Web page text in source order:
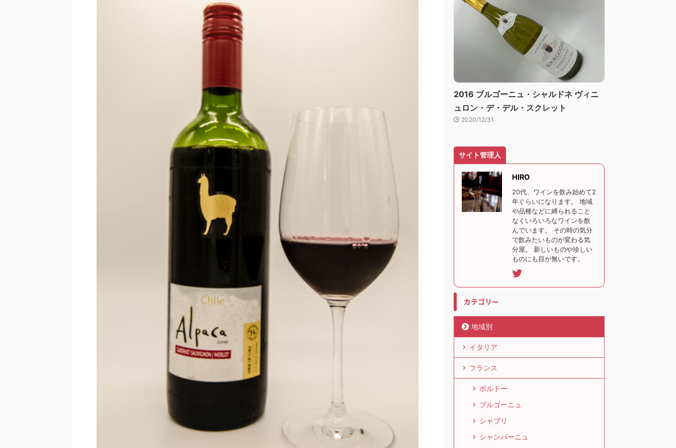
2016 ブルゴーニュ・シャルドネ ヴィニ
ュロン・デ・デル・スクレット
2020/12/31
サイト管理人
HIRO
20代、ワインを飲み始めて2
年ぐらいになります。 地域
や品種などに縛られること
なくいろいろなワインを飲
んでいます。 その時の気分
で飲みたいものが変わる気
分屋。 新しいものや珍しい
ものにも目が無いです。
カテゴリー
地域別
イタリア
フランス
ボルドー
ブルゴーニュ
シャブリ
シャンパーニュ